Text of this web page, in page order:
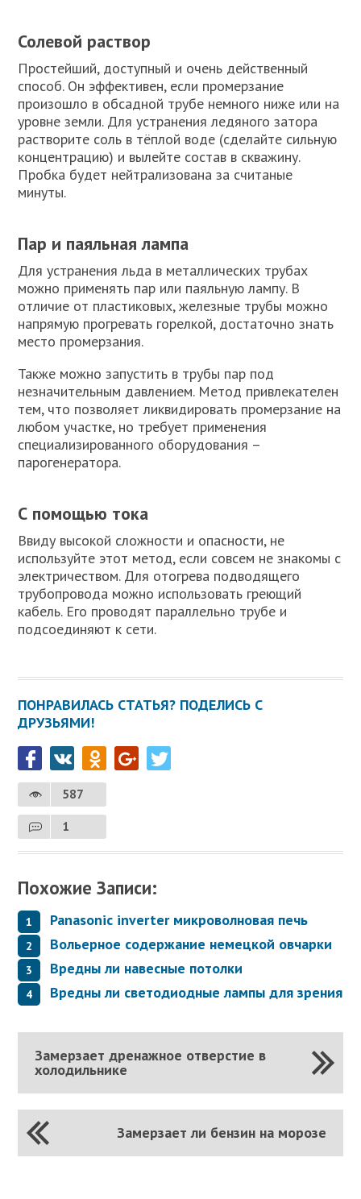
Солевой раствор
Простейший, доступный и очень действенный
способ. Он эффективен, если промерзание
произошло в обсадной трубе немного ниже или на
уровне земли. Для устранения ледяного затора
растворите соль в тёплой воде (сделайте сильную
концентрацию) и вылейте состав в скважину.
Пробка будет нейтрализована за считаные
минуты.
Пар и паяльная лампа
Для устранения льда в металлических трубах
можно применять пар или паяльную лампу. В
отличие от пластиковых, железные трубы можно
напрямую прогревать горелкой, достаточно знать
место промерзания.
Также можно запустить в трубы пар под
незначительным давлением. Метод привлекателен
тем, что позволяет ликвидировать промерзание на
любом участке, но требует применения
специализированного оборудования –
парогенератора.
С помощью тока
Ввиду высокой сложности и опасности, не
используйте этот метод, если совсем не знакомы с
электричеством. Для отогрева подводящего
трубопровода можно использовать греющий
кабель. Его проводят параллельно трубе и
подсоединяют к сети.
ПОНРАВИЛАСЬ СТАТЬЯ? ПОДЕЛИСЬ С
ДРУЗЬЯМИ!
587
1
Похожие Записи:
Panasonic inverter микроволновая печь
Вольерное содержание немецкой овчарки
Вредны ли навесные потолки
Вредны ли светодиодные лампы для зрения
Замерзает дренажное отверстие в
холодильнике
Замерзает ли бензин на морозе